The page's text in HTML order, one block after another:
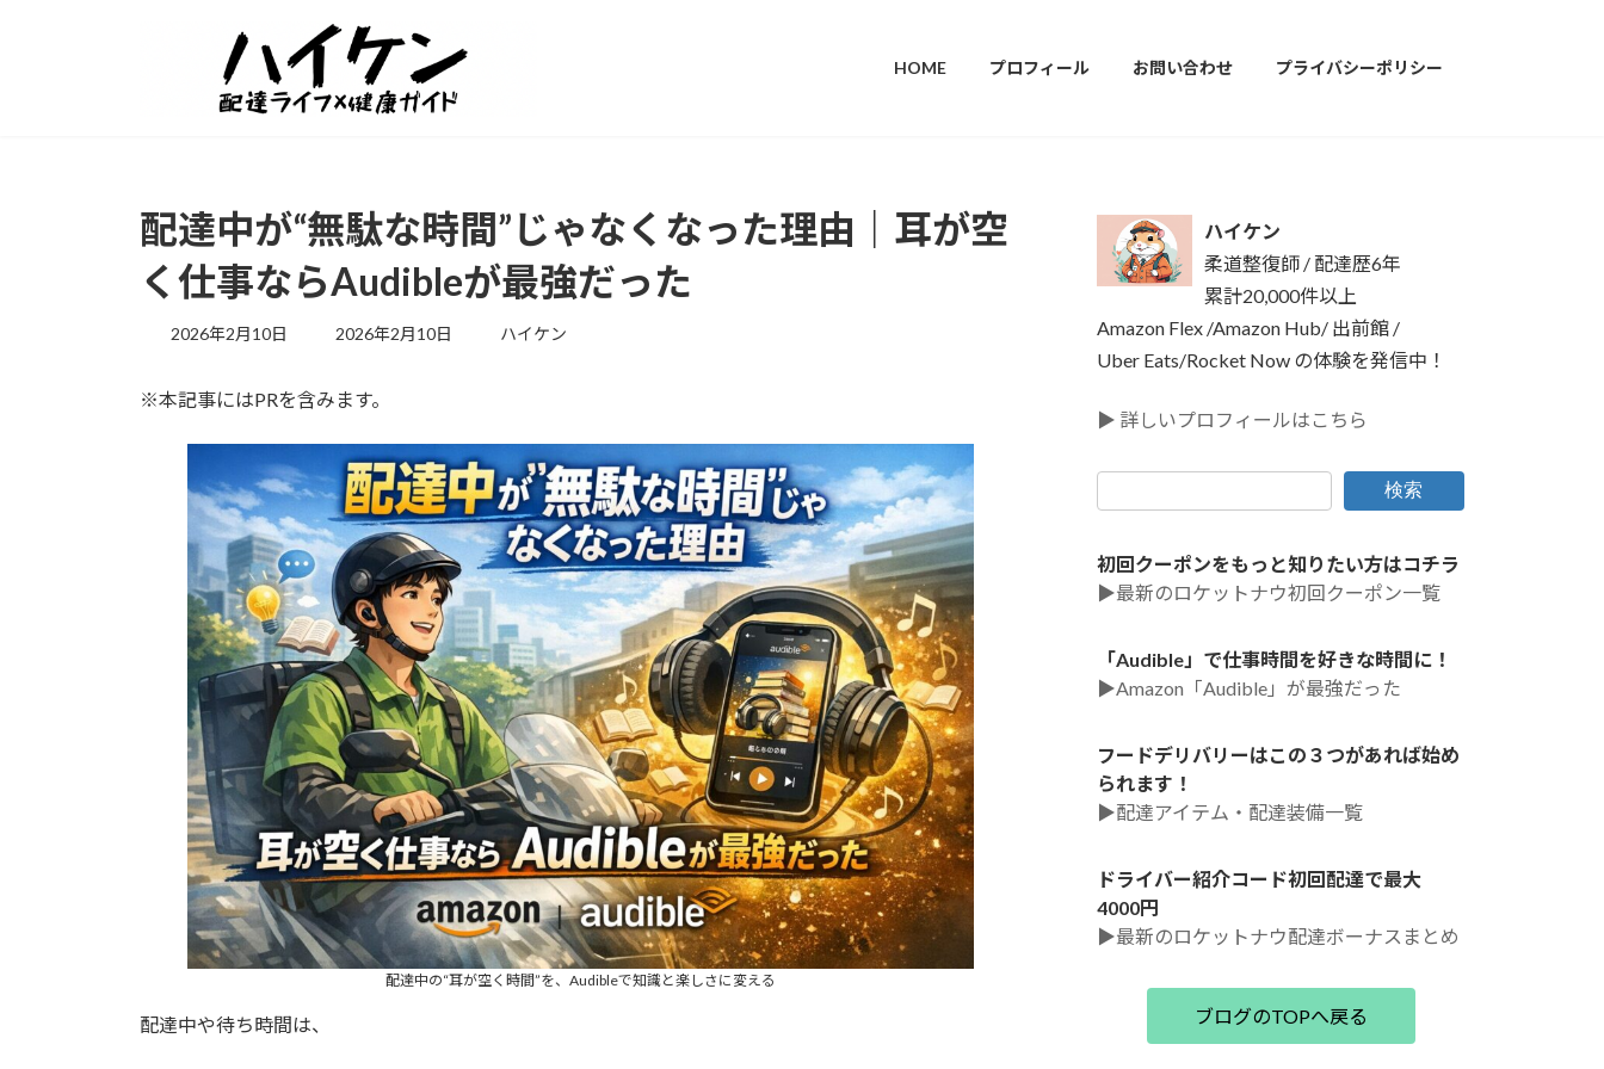
HOME プロフィール お問い合わせ プライバシーポリシー
配達中が“無駄な時間”じゃなくなった理由｜耳が空
く仕事ならAudibleが最強だった
2026年2月10日
最
新
時
2026年2月10日 ハイケン
※本記事にはPRを含みます。
配達中の“耳が空く時間”を、Audibleで知識と楽しさに変える
配達中や待ち時間は、
ハイケン
柔道整復師 / 配達歴6年
累計20,000件以上
Amazon Flex /Amazon Hub/ 出前館 /
Uber Eats/Rocket Now の体験を発信中！
▶ 詳しいプロフィールはこちら
検索
初回クーポンをもっと知りたい方はコチラ
▶最新のロケットナウ初回クーポン一覧
「Audible」で仕事時間を好きな時間に！
▶Amazon「Audible」が最強だった
フードデリバリーはこの３つがあれば始め
られます！
▶配達アイテム・配達装備一覧
ドライバー紹介コード初回配達で最大
4000円
▶最新のロケットナウ配達ボーナスまとめ
ブログのTOPへ戻る